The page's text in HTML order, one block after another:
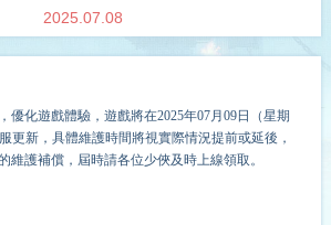
2025.07.08
優化遊戲體驗，遊戲將在2025年07月09日（星期
更新，具體維護時間將視實際情況提前或延後，
維護補償，屆時請各位少俠及時上線領取。